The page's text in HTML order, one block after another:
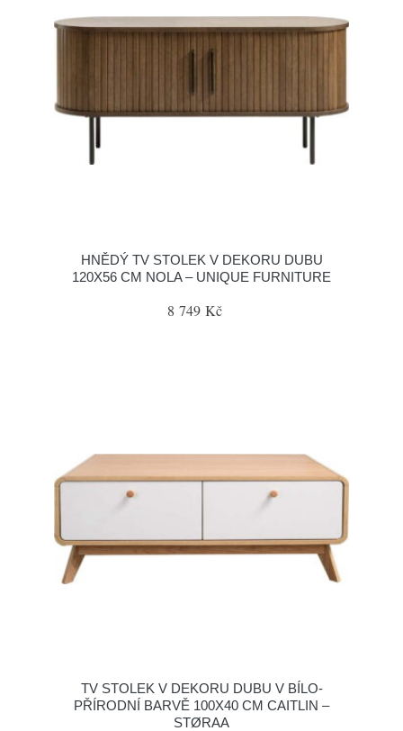
HNĚDÝ TV STOLEK V DEKORU DUBU
120X56 CM NOLA – UNIQUE FURNITURE
8 749 Kč
TV STOLEK V DEKORU DUBU V BÍLO-
PŘÍRODNÍ BARVĚ 100X40 CM CAITLIN –
STØRAA